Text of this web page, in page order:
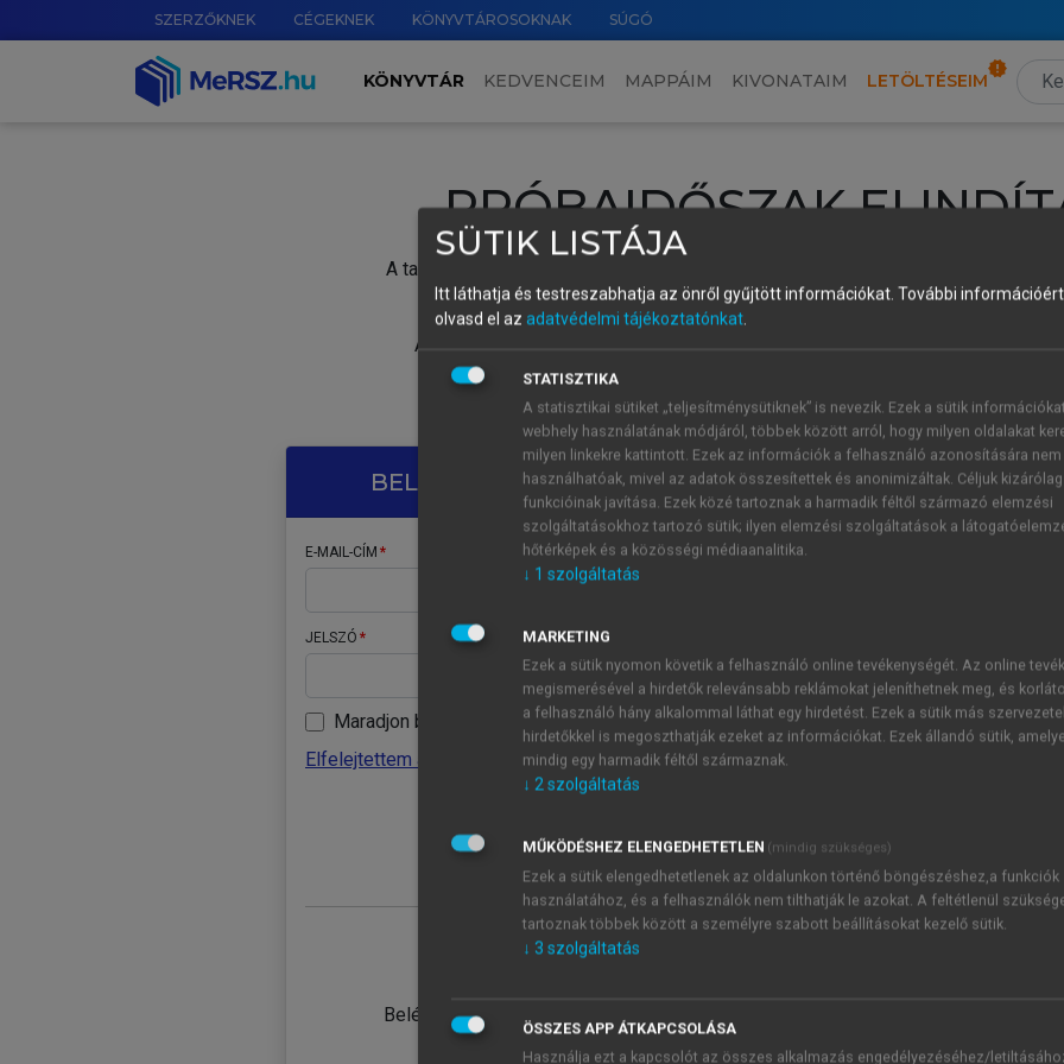
SZERZŐKNEK CÉGEKNEK KÖNYVTÁROSOKNAK SÚGÓ
KÖNYVTÁR KEDVENCEIM MAPPÁIM KIVONATAIM LETÖLTÉSEIM
PRÓBAIDŐSZAK
A tartalom megtekintéséhez lépj be a saját fiókoddal, iskolai azonosítóddal vagy
Új felhasználóként1 óra díjmentes hozzáférésrevagy
A próbaidőszak elindításához,
vagy hozz
A regisztráció után a
BELÉPÉS SAJÁT FIÓKKAL
E-MAIL-CÍM
JELSZÓ
Maradjon belépve
Elfelejtettem a jelszavamat
Belépés intézményi azonosítóval
ÚJ FIÓK
1 óra
JELSZÓ
Kérek értesítést a MeRSZ
Kérek értesítést az
SÜTIK LISTÁJA
Itt láthatja és testreszabhatja az önről gyűjtött információkat. További
olvasd el az adatvédelmi tájékoztatónkat.
STATISZTIKA
A statisztikai sütiket „teljesítménysütiknek” is nevezik. Ezek a sütik
webhely használatának módjáról, többek között arról, hogy milyen oldalakat
milyen linkekre kattintott. Ezek az információk a felhasználó azonosítására nem
használhatóak, mivel az adatok összesítettek és anonimizáltak. Céljuk
funkcióinak javítása. Ezek közé tartoznak a harmadik féltől származó elemzési
szolgáltatásokhoz tartozó sütik; ilyen elemzési szolgáltatások a
hőtérképek és a közösségi médiaanalitika.
↓ 1 szolgáltatás
MARKETING
Ezek a sütik nyomon követik a felhasználó online tevékenységét. Az online
megismerésével a hirdetők relevánsabb reklámokat jeleníthetnek meg, és
a felhasználó hány alkalommal láthat egy hirdetést. Ezek a sütik más
hirdetőkkel is megoszthatják ezeket az információkat. Ezek állandó sütik,
mindig egy harmadik féltől származnak.
↓ 2szolgáltatás
MŰKÖDÉSHEZ ELENGEDHETETLEN (mindig szükséges)
Ezek a sütik elengedhetetlenek az oldalunkon történő böngészéshez,a funkciók
használatához, és a felhasználók nem tilthatják le azokat. A feltétlenül
tartoznak többek között a személyre szabott beállításokat kezelő sütik.
↓ 3 szolgáltatás
ÖSSZES APP ÁTKAPCSOLÁSA
Használja ezt a kapcsolót az összes alkalmazás engedélyezéséhez/